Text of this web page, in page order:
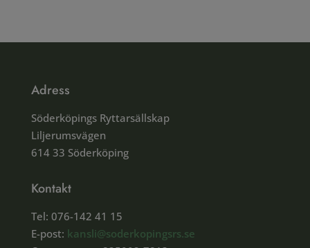
Adress
Söderköpings Ryttarsällskap
Liljerumsvägen
614 33 Söderköping
Kontakt
Tel: 076-142 41 15
E-post: kansli@soderkopingsrs.se